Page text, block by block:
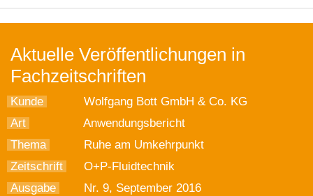
Aktuelle Veröffentlichungen in
Fachzeitschriften
Kunde
Wolfgang Bott GmbH & Co. KG
Art
Anwendungsbericht
Thema
Ruhe am Umkehrpunkt
Zeitschrift
O+P-Fluidtechnik
Ausgabe
Nr. 9, September 2016